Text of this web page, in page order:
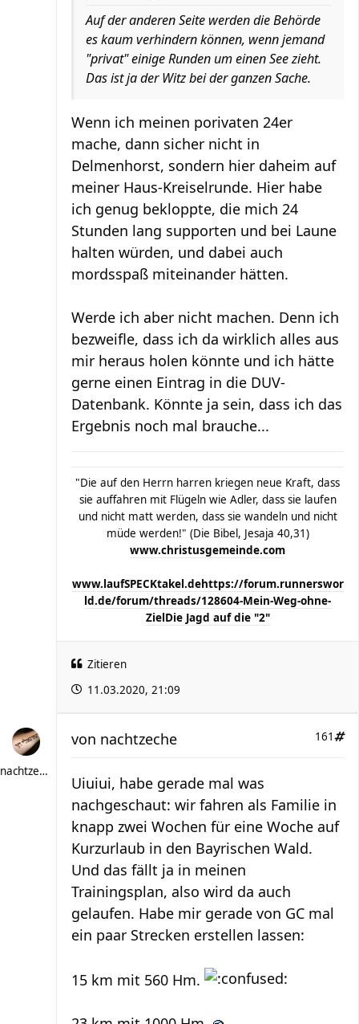
Auf der anderen Seite werden die Behörde
es kaum verhindern können, wenn jemand
"privat" einige Runden um einen See zieht.
Das ist ja der Witz bei der ganzen Sache.
Wenn ich meinen porivaten 24er
mache, dann sicher nicht in
Delmenhorst, sondern hier daheim auf
meiner Haus-Kreiselrunde. Hier habe
ich genug bekloppte, die mich 24
Stunden lang supporten und bei Laune
halten würden, und dabei auch
mordsspaß miteinander hätten.
Werde ich aber nicht machen. Denn ich
bezweifle, dass ich da wirklich alles aus
mir heraus holen könnte und ich hätte
gerne einen Eintrag in die DUV-
Datenbank. Könnte ja sein, dass ich das
Ergebnis noch mal brauche...
"Die auf den Herrn harren kriegen neue Kraft, dass
sie auffahren mit Flügeln wie Adler, dass sie laufen
und nicht matt werden, dass sie wandeln und nicht
müde werden!" (Die Bibel, Jesaja 40,31)
www.christusgemeinde.com
www.laufSPECKtakel.dehttps://forum.runnerswor
ld.de/forum/threads/128604-Mein-Weg-ohne-
ZielDie Jagd auf die "2"
Zitieren
11.03.2020, 21:09
nachtzeche
161
von nachtzeche
Uiuiui, habe gerade mal was
nachgeschaut: wir fahren als Familie in
knapp zwei Wochen für eine Woche auf
Kurzurlaub in den Bayrischen Wald.
Und das fällt ja in meinen
Trainingsplan, also wird da auch
gelaufen. Habe mir gerade von GC mal
ein paar Strecken erstellen lassen:
15 km mit 560 Hm.